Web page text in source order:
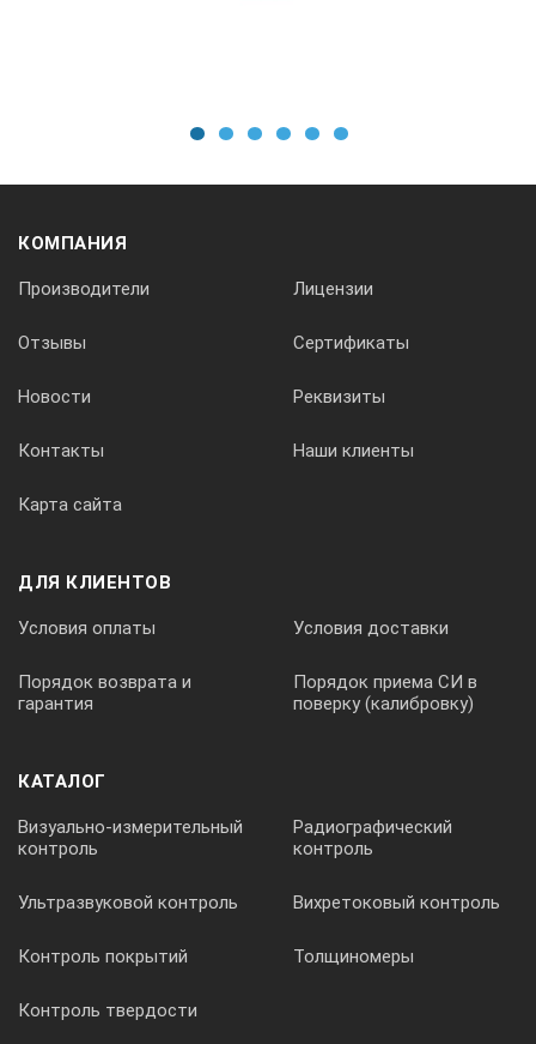
КОМПАНИЯ
Производители Лицензии
Отзывы Сертификаты
Новости Реквизиты
Контакты Наши клиенты
Карта сайта
ДЛЯ КЛИЕНТОВ
Условия оплаты Условия доставки
Порядок возврата и
гарантия
Порядок приема СИ в
поверку (калибровку)
КАТАЛОГ
Визуально-измерительный
контроль
Радиографический
контроль
Ультразвуковой контроль Вихретоковый контроль
Контроль покрытий Толщиномеры
Контроль твердости